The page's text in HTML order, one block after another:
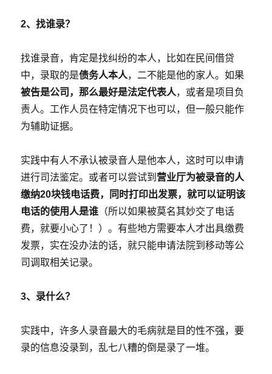
2、找谁录？
找谁录音，肯定是找纠纷的本人，比如在民间借贷
中，录取的是债务人本人，二不能是他的家人。如果
被告是公司，那么最好是法定代表人，或者是项目负
责人。工作人员在特定情况下也可以，但一般只能作
为辅助证据。
实践中有人不承认被录音人是他本人，这时可以申请
进行司法鉴定。或者可以尝试到 营业厅为被录音的人
缴纳20块钱电话费，同时打印出发票，就可以证明该
电话的使用人是谁 （所以如果被莫名其妙交了电话
费，就要小心了！）。有些地方需要本人才出具缴费
发票，实在没办法的话，就只能申请法院到移动等公
司调取相关记录。
3、录什么？
实践中，许多人录音最大的毛病就是目的性不强，要
录的信息没录到，乱七八糟的倒是录了一堆。